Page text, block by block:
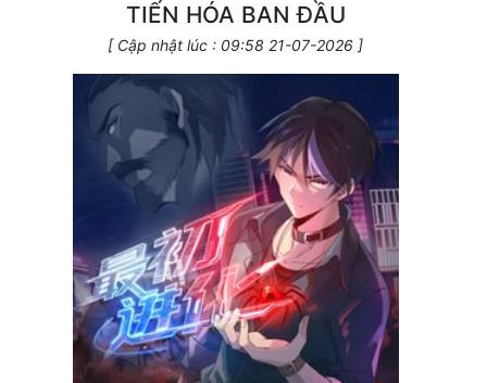
Huyền Huyễn
TIẾN HÓA BAN ĐẦU
[ Cập nhật lúc : 09:58 21-07-2026 ]